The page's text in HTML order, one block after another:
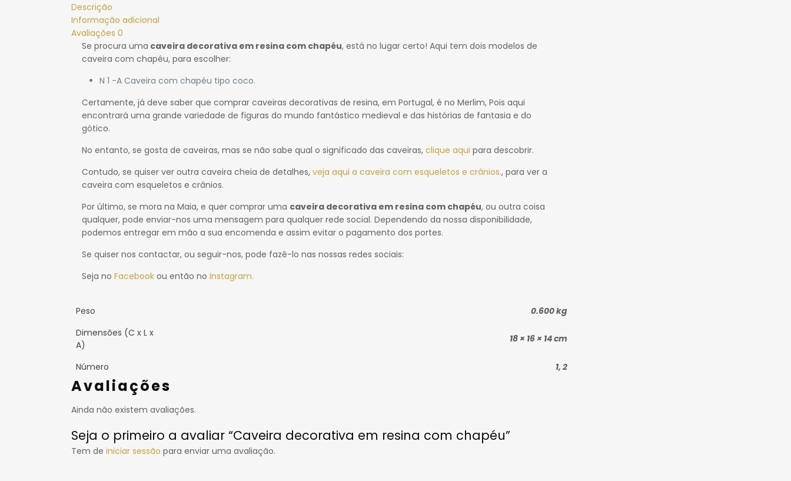
Descrição
Informação adicional
Avaliações 0
Se procura uma caveira decorativa em resina com chapéu, está no lugar certo! Aqui tem dois modelos de
caveira com chapéu, para escolher:
N 1 -A Caveira com chapéu tipo coco.
Certamente, já deve saber que comprar caveiras decorativas de resina, em Portugal, é no Merlim, Pois aqui
encontrará uma grande variedade de figuras do mundo fantástico medieval e das histórias de fantasia e do
gótico.
No entanto, se gosta de caveiras, mas se não sabe qual o significado das caveiras,clique aqui para descobrir.
Contudo, se quiser ver outra caveira cheia de detalhes,veja aqui a caveira com esqueletos e crânios., para ver a
caveira com esqueletos e crânios.
Por último, se mora na Maia, e quer comprar uma caveira decorativa em resina com chapéu, ou outra coisa
qualquer, pode enviar-nos uma mensagem para qualquer rede social. Dependendo da nossa disponibilidade,
podemos entregar em mão a sua encomenda e assim evitar o pagamento dos portes.
Se quiser nos contactar, ou seguir-nos, pode fazê-lo nas nossas redes sociais:
Seja noFacebook ou então noInstagram.
Peso
0.600 kg
Dimensões (C x L x
A)
18 × 16 × 14 cm
Número 1, 2
Avaliações
Ainda não existem avaliações.
Seja o primeiro a avaliar “Caveira decorativa em resina com chapéu”
Tem de iniciar sessão para enviar uma avaliação.